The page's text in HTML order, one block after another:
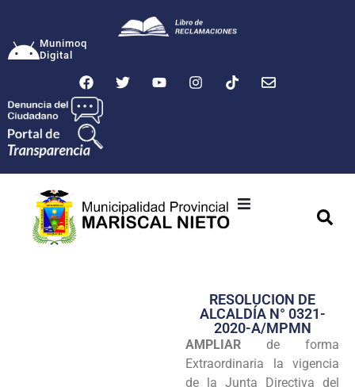
Munimoq
Digital
Transparencia
Seguridad
Programas
RESOLUCION DE
ALCALDÍA N° 0321-
2020-A/MPMN
AMPLIAR de forma
Extraordinaria la vigencia
de la Junta Directiva del